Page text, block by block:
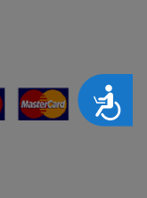
Accesibilidad